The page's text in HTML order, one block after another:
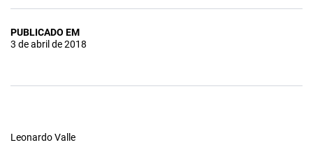
PUBLICADO EM
3 de abril de 2018
Leonardo Valle